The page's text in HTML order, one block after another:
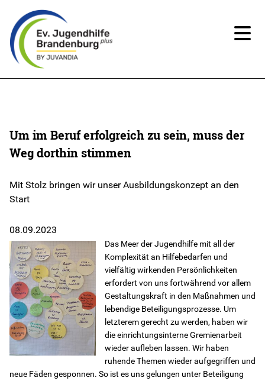
Über uns
Angebote
Ansprechpartner*innen
Beteiligung
Spenden
Instagram
Jobs
Um im Beruf erfolgreich zu sein, muss der
Weg dorthin stimmen
Mit Stolz bringen wir unser Ausbildungskonzept an den
Start
08.09.2023
Das Meer der Jugendhilfe mit all der
Komplexität an Hilfebedarfen und
vielfältig wirkenden Persönlichkeiten
erfordert von uns fortwährend vor allem
Gestaltungskraft in den Maßnahmen und
lebendige Beteiligungsprozesse. Um
letzterem gerecht zu werden, haben wir
die einrichtungsinterne Gremienarbeit
wieder aufleben lassen. Wir haben
ruhende Themen wieder aufgegriffen und
neue Fäden gesponnen. So ist es uns gelungen unter Beteiligung